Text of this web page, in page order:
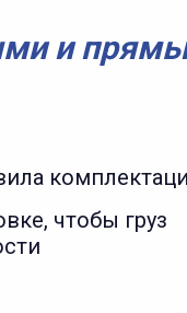
и
чтобы груз